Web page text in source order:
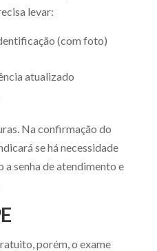
levar:
(com foto)
atualizado
Na confirmação do
se há necessidade
a senha de atendimento e
porém, o exame